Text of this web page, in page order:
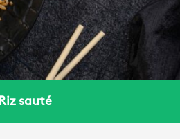
Riz sauté